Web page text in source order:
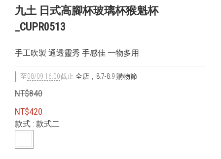
九土 日式高腳杯玻璃杯猴魁杯
_CUPR0513
手工吹製 通透靈秀 手感佳 一物多用
至08/09 16:00截止 全店，8.7-8.9 購物節
NT$840
NT$420
款式 : 款式二